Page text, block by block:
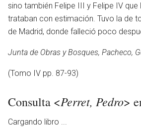
sino también Felipe III y Felipe IV
trataban con estimación. Tuvo la de
de Madrid, donde falleció poco
Junta de Obras y Bosques, Pacheco,
(Tomo IV pp. 87-93)
Consulta <Perret, Pedro>
Cargando libro ...